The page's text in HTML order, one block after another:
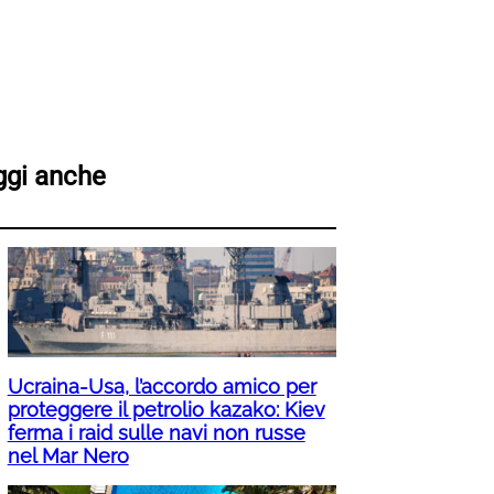
anche
Ucraina-Usa, l’accordo amico per
proteggere il petrolio kazako: Kiev
ferma i raid sulle navi non russe
nel Mar Nero